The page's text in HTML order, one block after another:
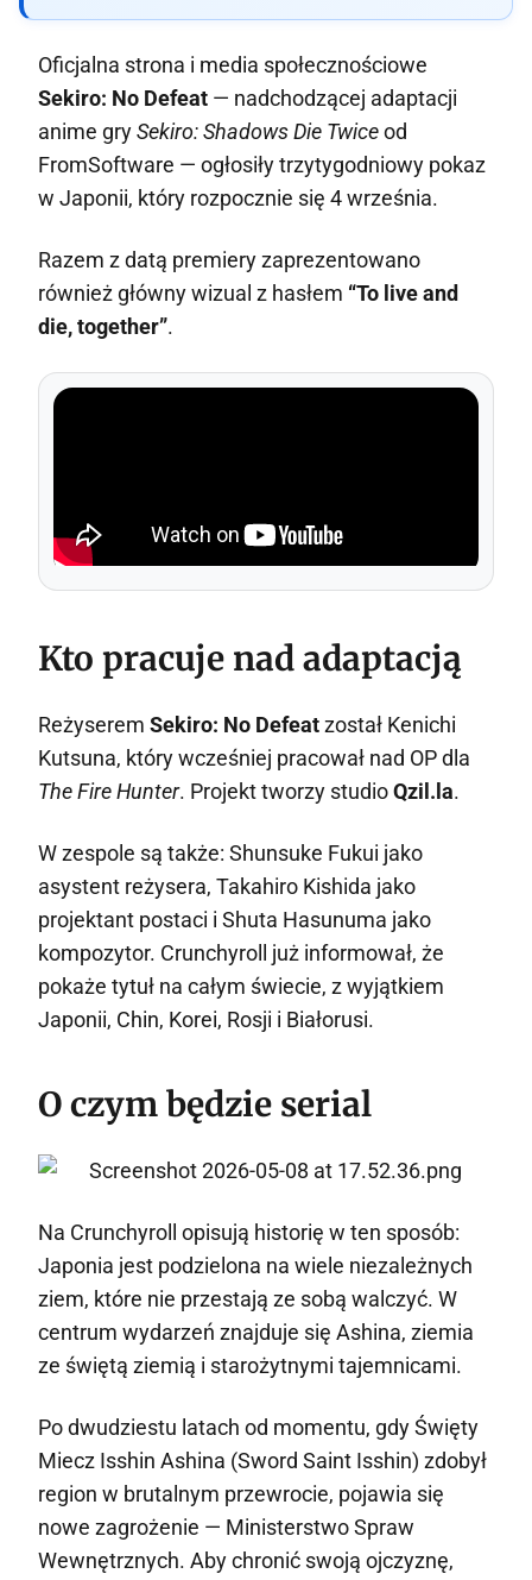
Oficjalna strona i media społecznościowe
Sekiro: No Defeat — nadchodzącej adaptacji
anime grySekiro: Shadows Die Twiceod
FromSoftware — ogłosiły trzytygodniowy pokaz
w Japonii, który rozpocznie się 4 września.
Razem z datą premiery zaprezentowano
również główny wizual z hasłem “To live and
die, together”.
Kto pracuje nad adaptacją
Reżyserem Sekiro: No Defeatzostał Kenichi
Kutsuna, który wcześniej pracował nad OP dla
The Fire Hunter. Projekt tworzy studioQzil.la.
W zespole są także: Shunsuke Fukui jako
asystent reżysera, Takahiro Kishida jako
projektant postaci i Shuta Hasunuma jako
kompozytor. Crunchyroll już informował, że
pokaże tytuł na całym świecie, z wyjątkiem
Japonii, Chin, Korei, Rosji i Białorusi.
O czym będzie serial
Na Crunchyroll opisują historię w ten sposób:
Japonia jest podzielona na wiele niezależnych
ziem, które nie przestają ze sobą walczyć. W
centrum wydarzeń znajduje się Ashina, ziemia
ze świętą ziemią i starożytnymi tajemnicami.
Po dwudziestu latach od momentu, gdy Święty
Miecz Isshin Ashina (Sword Saint Isshin) zdobył
region w brutalnym przewrocie, pojawia się
nowe zagrożenie — Ministerstwo Spraw
Wewnętrznych. Aby chronić swoją ojczyznę,